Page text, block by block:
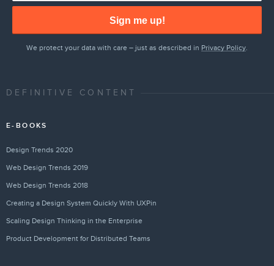
Sign me up!
We protect your data with care – just as described in Privacy Policy.
DEFINITIVE CONTENT
E-BOOKS
Design Trends 2020
Web Design Trends 2019
Web Design Trends 2018
Creating a Design System Quickly With UXPin
Scaling Design Thinking in the Enterprise
Product Development for Distributed Teams